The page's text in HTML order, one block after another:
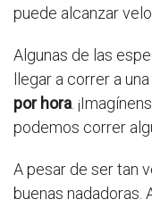
puede alcanzar
Algunas de las
llegar a correr a
por hora.
podemos correr
A pesar de ser tan
buenas nadadoras.